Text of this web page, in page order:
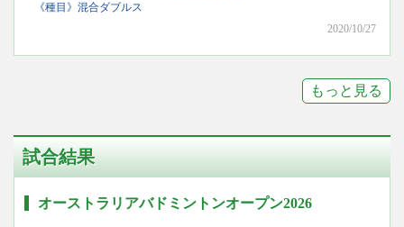
《種目》混合ダブルス
2020/10/27
もっと見る
試合結果
オーストラリアバドミントンオープン2026